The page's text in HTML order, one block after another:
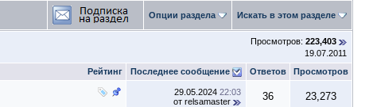
Опции раздела Искать в этом разделе
Просмотров: 223,403
19.07.2011
Рейтинг
Последнее сообщение Ответов Просмотров
29.05.2024 22:03
от relsamaster 36 23,273